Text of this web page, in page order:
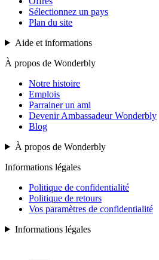
Sélectionnez un pays
Plan du site
Aide et informations
À propos de Wonderbly
Notre histoire
Emplois
Parrainer un ami
Devenir Ambassadeur Wonderbly
Blog
À propos de Wonderbly
Informations légales
Politique de confidentialité
Politique de retours
Vos paramètres de confidentialité
Informations légales